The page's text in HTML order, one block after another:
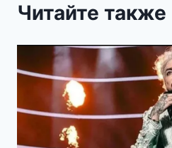
Читайте также